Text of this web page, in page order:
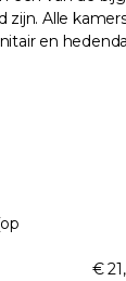
Alle
en
€